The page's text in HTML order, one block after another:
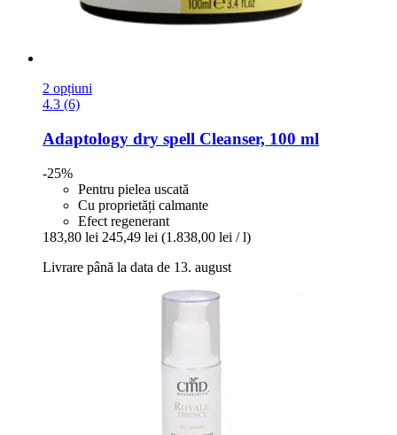
2 opțiuni
4.3 (6)
Adaptology dry spell Cleanser, 100 ml
-25%
Pentru pielea uscată
Cu proprietăți calmante
Efect regenerant
183,80 lei 245,49 lei (1.838,00 lei / l)
Livrare până la data de 13. august